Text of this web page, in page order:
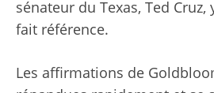
sénateur du Texas, Ted
fait référence.
Les affirmations de